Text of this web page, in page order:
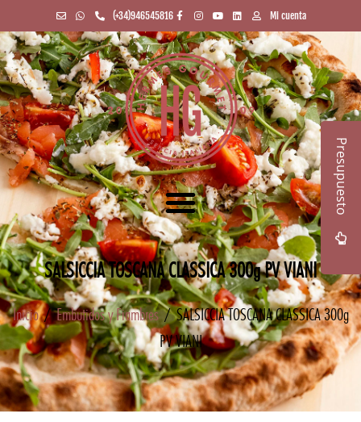
(+34)946545816 Mi cuenta
SALSICCIA TOSCANA CLASSICA 300g PV VIANI
Inicio/Embutidos y Fiambres/ SALSICCIA TOSCANA CLASSICA 300g
PV VIANI
Presupuesto